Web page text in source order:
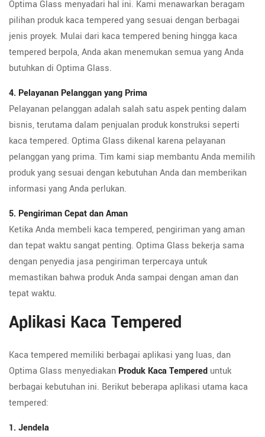
Optima Glass menyadari hal ini. Kami menawarkan beragam
pilihan produk kaca tempered yang sesuai dengan berbagai
jenis proyek. Mulai dari kaca tempered bening hingga kaca
tempered berpola, Anda akan menemukan semua yang Anda
butuhkan di Optima Glass.
4. Pelayanan Pelanggan yang Prima
Pelayanan pelanggan adalah salah satu aspek penting dalam
bisnis, terutama dalam penjualan produk konstruksi seperti
kaca tempered. Optima Glass dikenal karena pelayanan
pelanggan yang prima. Tim kami siap membantu Anda memilih
produk yang sesuai dengan kebutuhan Anda dan memberikan
informasi yang Anda perlukan.
5. Pengiriman Cepat dan Aman
Ketika Anda membeli kaca tempered, pengiriman yang aman
dan tepat waktu sangat penting. Optima Glass bekerja sama
dengan penyedia jasa pengiriman terpercaya untuk
memastikan bahwa produk Anda sampai dengan aman dan
tepat waktu.
Aplikasi Kaca Tempered
Kaca tempered memiliki berbagai aplikasi yang luas, dan
Optima Glass menyediakan Produk Kaca Tempered untuk
berbagai kebutuhan ini. Berikut beberapa aplikasi utama kaca
tempered:
1. Jendela